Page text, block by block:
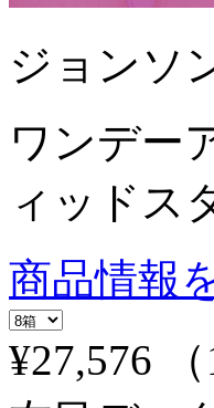
ジョンソ
ワンデー
ィッドス
商品情報
¥27,576